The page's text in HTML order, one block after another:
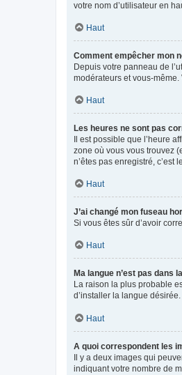
votre nom d’utilisateur en
Haut
Comment empêcher mon
Depuis votre panneau de
modérateurs et vous-
Haut
Les heures ne sont pas
Il est possible que l’heure
zone où vous vous trouvez
n’êtes pas enregistré, c’est
Haut
J’ai changé mon fuseau
Si vous êtes sûr d’avoir
Haut
Ma langue n’est pas dans
La raison la plus probable
d’installer la langue
Haut
A quoi correspondent les
Il y a deux images qui
indiquant votre nombre de